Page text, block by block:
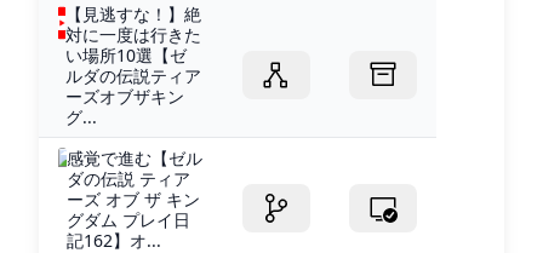
【見逃すな！】絶
対に一度は行きた
い場所10選【ゼ
ルダの伝説ティア
ーズオブザキン
グ...
感覚で進む【ゼル
ダの伝説 ティア
ーズ オブ ザ キン
グダム プレイ日
記162】オ...